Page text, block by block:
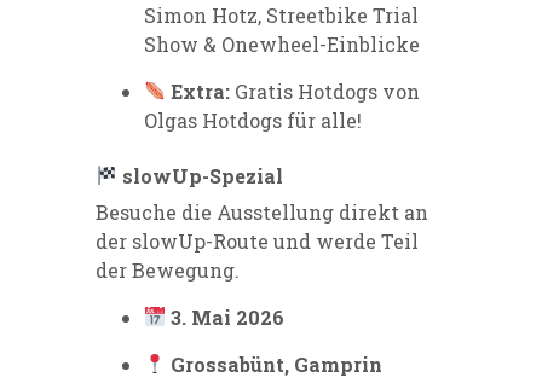
Simon Hotz, Streetbike Trial
Show & Onewheel-Einblicke
Extra: Gratis Hotdogs von
Olgas Hotdogs für alle!
slowUp-Spezial
Besuche die Ausstellung direkt an
der slowUp-Route und werde Teil
der Bewegung.
3. Mai 2026
Grossabünt, Gamprin